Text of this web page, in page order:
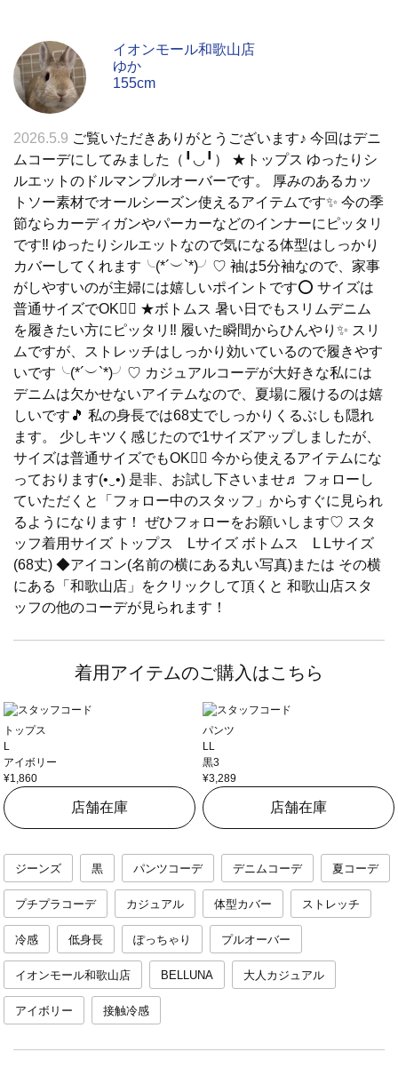
イオンモール和歌山店
ゆか
155cm
2026.5.9 ご覧いただきありがとうございます♪ 今回はデニ
ムコーデにしてみました（╹◡╹） ★トップス ゆったりシ
ルエットのドルマンプルオーバーです。 厚みのあるカッ
トソー素材でオールシーズン使えるアイテムです✨ 今の季
節ならカーディガンやパーカーなどのインナーにピッタリ
です‼️ ゆったりシルエットなので気になる体型はしっかり
カバーしてくれます╰(*´︶`*)╯♡ 袖は5分袖なので、家事
がしやすいのが主婦には嬉しいポイントです⭕️ サイズは
普通サイズでOK🙆‍♀️ ★ボトムス 暑い日でもスリムデニム
を履きたい方にピッタリ‼️ 履いた瞬間からひんやり✨ スリ
ムですが、ストレッチはしっかり効いているので履きやす
いです╰(*´︶`*)╯♡ カジュアルコーデが大好きな私には
デニムは欠かせないアイテムなので、夏場に履けるのは嬉
しいです🎵 私の身長では68丈でしっかりくるぶしも隠れ
ます。 少しキツく感じたので1サイズアップしましたが、
サイズは普通サイズでもOK🙆‍♀️ 今から使えるアイテムにな
っております(•‿•) 是非、お試し下さいませ♬ フォローし
ていただくと「フォロー中のスタッフ」からすぐに見られ
るようになります！ ぜひフォローをお願いします♡ スタ
ッフ着用サイズ トップス Lサイズ ボトムス L Lサイズ
(68丈) ◆アイコン(名前の横にある丸い写真)または その横
にある「和歌山店」をクリックして頂くと 和歌山店スタ
ッフの他のコーデが見られます！
着用アイテムのご購入はこちら
トップス
L
アイボリー
¥1,860
店舗在庫
パンツ
LL
黒3
¥3,289
店舗在庫
ジーンズ 黒 パンツコーデ デニムコーデ 夏コーデ
プチプラコーデ カジュアル 体型カバー ストレッチ
冷感 低身長 ぽっちゃり プルオーバー
イオンモール和歌山店 BELLUNA 大人カジュアル
アイボリー 接触冷感